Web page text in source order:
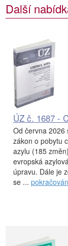
Další
ÚZ č. 1687 -
Od června 2026
zákon o pobytu
azylu (185
evropská
úpravu. Dále je
se ...